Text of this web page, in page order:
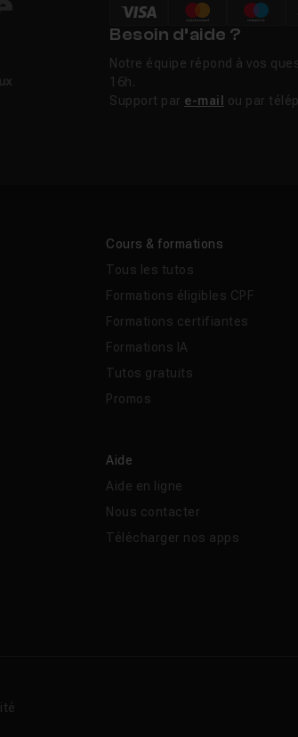
Besoin d’aide ?
Notre équipe répond à vos
16h.
Support par e-mail ou par
Cours & formations
Tous les tutos
Formations éligibles CPF
Formations certifiantes
Formations IA
Tutos gratuits
Promos
Aide
Aide en ligne
Nous contacter
Télécharger nos apps